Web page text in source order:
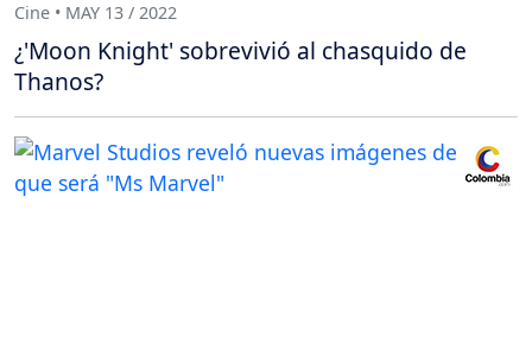
Cine • MAY 13 / 2022
¿'Moon Knight' sobrevivió al chasquido de
Thanos?